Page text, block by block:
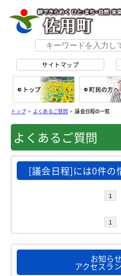
サイトマップ
総合トップ
トップ> よくあるご質問>議会日程の一覧
よくあるご質問
[議会日程]には0件の
1
1
お知ら
アクセスラ